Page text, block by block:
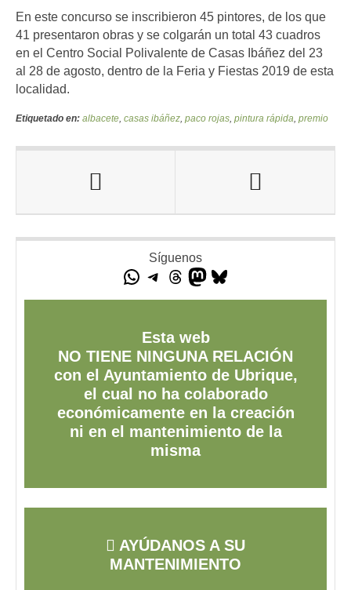
En este concurso se inscribieron 45 pintores, de los que
41 presentaron obras y se colgarán un total 43 cuadros
en el Centro Social Polivalente de Casas Ibáñez del 23
al 28 de agosto, dentro de la Feria y Fiestas 2019 de esta
localidad.
Etiquetado en: albacete, casas ibáñez, paco rojas, pintura rápida, premio
Síguenos
Esta web
NO TIENE NINGUNA RELACIÓN
con el Ayuntamiento de Ubrique,
el cual no ha colaborado
económicamente en la creación
ni en el mantenimiento de la
misma
AYÚDANOS A SU
MANTENIMIENTO